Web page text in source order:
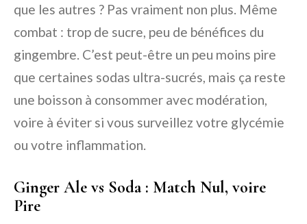
que les autres ? Pas vraiment non plus. Même
combat : trop de sucre, peu de bénéfices du
gingembre. C’est peut-être un peu moins pire
que certaines sodas ultra-sucrés, mais ça reste
une boisson à consommer avec modération,
voire à éviter si vous surveillez votre glycémie
ou votre inflammation.
Ginger Ale vs Soda : Match Nul, voire
Pire